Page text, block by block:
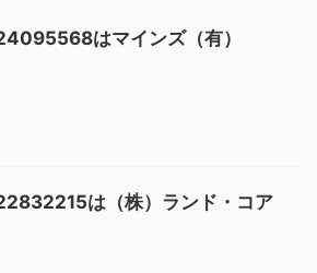
はマインズ（有）
は（株）ランド・コア